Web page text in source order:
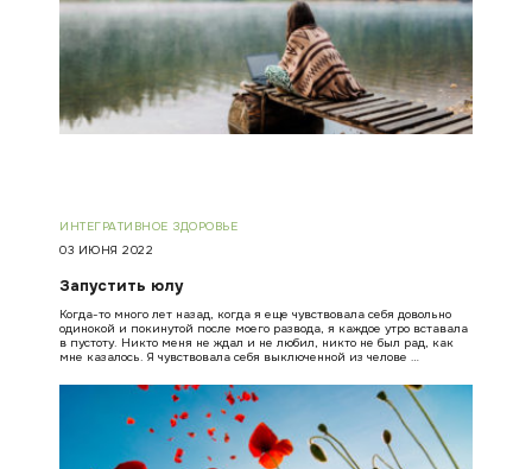
ИНТЕГРАТИВНОЕ ЗДОРОВЬЕ
03 ИЮНЯ 2022
Запустить юлу
Когда-то много лет назад, когда я еще чувствовала себя довольно
одинокой и покинутой после моего развода, я каждое утро вставала
в пустоту. Никто меня не ждал и не любил, никто не был рад, как
мне казалось. Я чувствовала себя выключенной из челове …